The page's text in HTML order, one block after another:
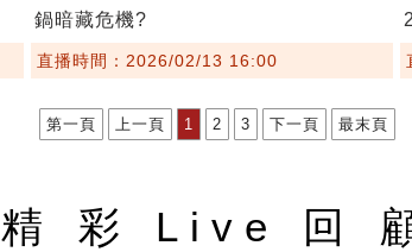
鍋暗藏危機?
直播時間：2026/02/13 16:00
第一頁 上一頁 1 2 3 下一頁 最末頁
精 彩 Live 回